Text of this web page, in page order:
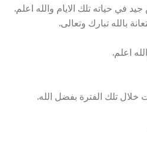
حياته تلك الايام والله اعلم.
بالله تبارك وتعالى.
اعلم.
تلك الفترة بفضل الله.